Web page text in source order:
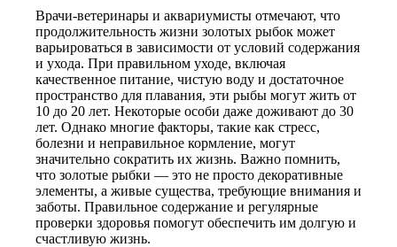
Врачи-ветеринары и аквариумисты отмечают, что
продолжительность жизни золотых рыбок может
варьироваться в зависимости от условий содержания
и ухода. При правильном уходе, включая
качественное питание, чистую воду и достаточное
пространство для плавания, эти рыбы могут жить от
10 до 20 лет. Некоторые особи даже доживают до 30
лет. Однако многие факторы, такие как стресс,
болезни и неправильное кормление, могут
значительно сократить их жизнь. Важно помнить,
что золотые рыбки — это не просто декоративные
элементы, а живые существа, требующие внимания и
заботы. Правильное содержание и регулярные
проверки здоровья помогут обеспечить им долгую и
счастливую жизнь.